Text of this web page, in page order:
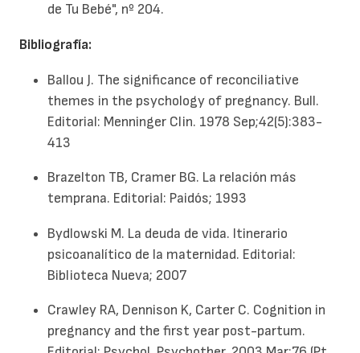
de Tu Bebé", nº 204.
Bibliografía:
Ballou J. The significance of reconciliative
themes in the psychology of pregnancy. Bull.
Editorial: Menninger Clin. 1978 Sep;42(5):383-
413
Brazelton TB, Cramer BG. La relación más
temprana. Editorial: Paidós; 1993
Bydlowski M. La deuda de vida. Itinerario
psicoanalítico de la maternidad. Editorial:
Biblioteca Nueva; 2007
Crawley RA, Dennison K, Carter C. Cognition in
pregnancy and the first year post-partum.